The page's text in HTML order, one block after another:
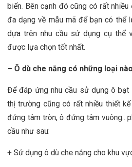
biến. Bên cạnh đó cũng có rất nhiều
đa dạng về mẫu mã để bạn có thể
dựa trên nhu cầu sử dụng cụ thể
được lựa chọn tốt nhất.
– Ô dù che nắng có những loại
Để đáp ứng nhu cầu sử dụng ô bạt
thị trường cũng có rất nhiều thiết
đứng tâm tròn, ô đứng tâm vuông..
cầu như sau:
+ Sử dụng ô dù che nắng cho khu